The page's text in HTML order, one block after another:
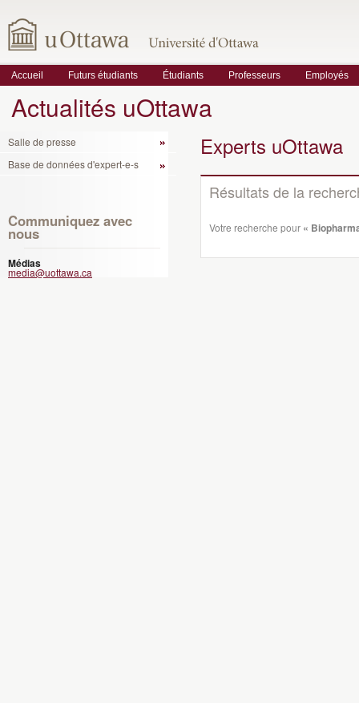
Accueil Futurs étudiants Étudiants Professeurs Employés
Actualités uOttawa
Salle de presse
Base de données d'expert-e-s
Communiquez avec
nous
Médias
media@uottawa.ca
Experts uOttawa
Résultats de la
Votre recherche pour «